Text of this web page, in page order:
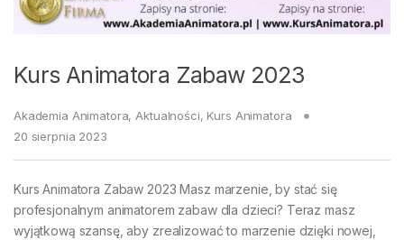
Kurs Animatora Zabaw 2023
Akademia Animatora, Aktualności, Kurs Animatora
20 sierpnia 2023
Kurs Animatora Zabaw 2023 Masz marzenie, by stać się
profesjonalnym animatorem zabaw dla dzieci? Teraz masz
wyjątkową szansę, aby zrealizować to marzenie dzięki nowej,